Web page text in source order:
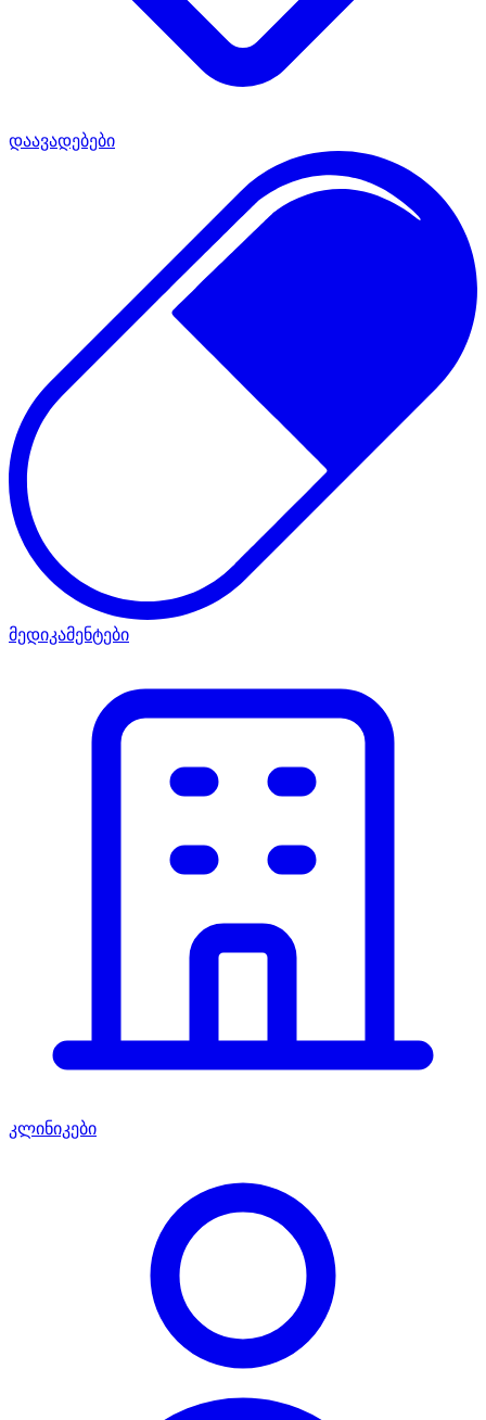
დაავადებები
მედიკამენტები
კლინიკები